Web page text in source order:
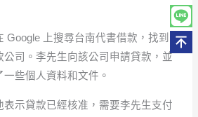
Google 上搜尋台南代書借款，找到了
公司。李先生向該公司申請貸款，並
些個人資料和文件。
表示貸款已經核准，需要李先生支付